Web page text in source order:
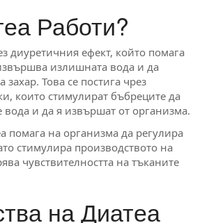
Работи?
диуретичния ефект, който помага
излишната вода и да
захар. Това се постига чрез
които стимулират бъбреците да
и да я извършат от организма.
помага на организма да регулира
стимулира производството на
чувствителността на тъканите
на Диатеа